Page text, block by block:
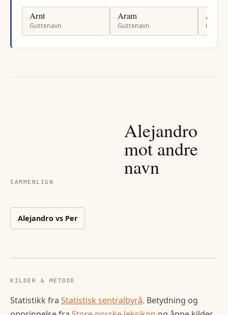
Arnt
Guttenavn
Aram
Guttenavn
Alf
SAMMENLIGN
Alejandro
mot andre
navn
Alejandrovs Per
KILDER & METODE
Statistikk fra Statistisk sentralbyrå. Betydning og